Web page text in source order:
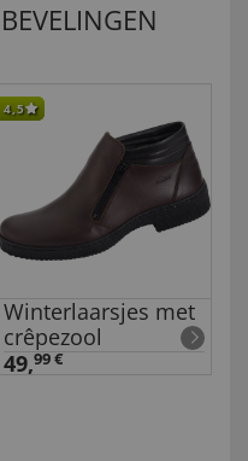
4,5
Winterlaarsjes met
crêpezool
49,99 €